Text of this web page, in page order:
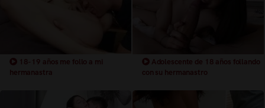
18-19 años me follo a mi
hermanastra
Adolescente de 18 años follando
con su hermanastro